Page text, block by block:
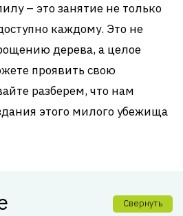
– это занятие не только
каждому. Это не
дерева, а целое
проявить свою
разберем, что нам
этого милого убежища
Свернуть